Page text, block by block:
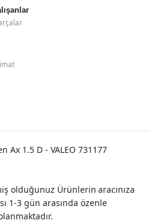
Ax 1.5 D - VALEO 731177
olduğunuz Ürünlerin aracınıza
1-3 gün arasında özenle